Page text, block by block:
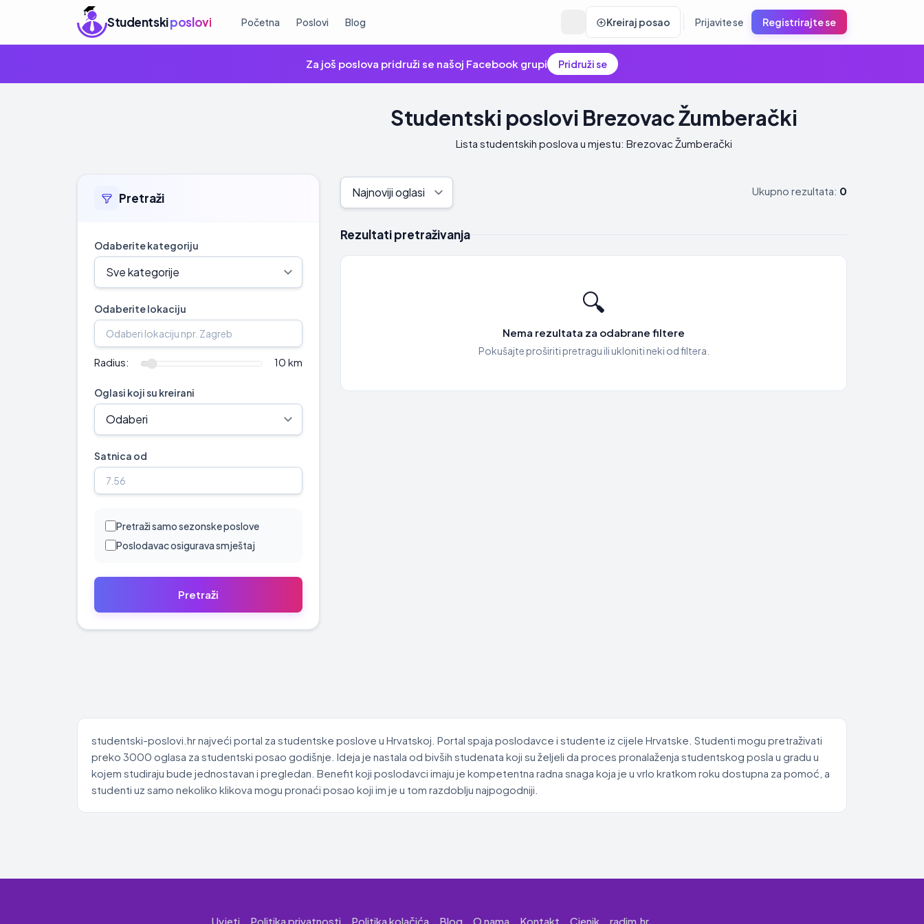
Studentskiposlovi Početna Poslovi Blog Kreiraj posao Prijavite se Registrirajte se
Za još poslova pridruži se našoj Facebook grupi Pridruži se
Studentski poslovi Brezovac Žumberački
Lista studentskih poslova u mjestu: Brezovac Žumberački
Pretraži
Odaberite kategoriju
Odaberite lokaciju
Radius: 10 km
Oglasi koji su kreirani
Satnica od
Pretraži samo sezonske poslove
Poslodavac osigurava smještaj
Ukupno rezultata: 0
Rezultati pretraživanja
🔍
Nema rezultata za odabrane filtere
Pokušajte proširiti pretragu ili ukloniti neki od filtera.
studentski-poslovi.hr najveći portal za studentske poslove u Hrvatskoj. Portal spaja poslodavce i studente iz cijele Hrvatske. Studenti mogu pretraživati
preko 3000 oglasa za studentski posao godišnje. Ideja je nastala od bivših studenata koji su željeli da proces pronalaženja studentskog posla u gradu u
kojem studiraju bude jednostavan i pregledan. Benefit koji poslodavci imaju je kompetentna radna snaga koja je u vrlo kratkom roku dostupna za pomoć, a
studenti uz samo nekoliko klikova mogu pronaći posao koji im je u tom razdoblju najpogodniji.
Uvjeti Politika privatnosti Politika kolačića Blog O nama Kontakt Cjenik radim.hr